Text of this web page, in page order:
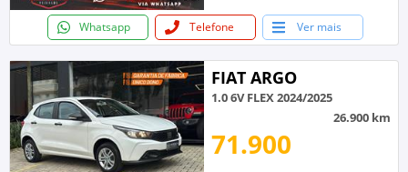
Whatsapp Telefone Ver mais
FIAT ARGO
1.0 6V FLEX 2024/2025
26.900 km
71.900